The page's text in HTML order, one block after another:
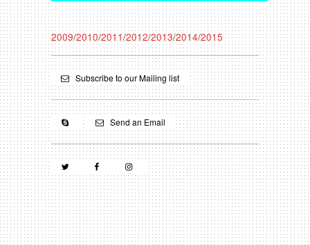
2009/2010/2011/2012/2013/2014/2015
Subscribe to our Mailing list
Send an Email